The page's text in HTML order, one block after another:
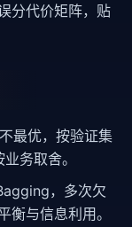
分代价矩阵，贴
最优，按验证集
务取舍。
，多次欠
衡与信息利用。